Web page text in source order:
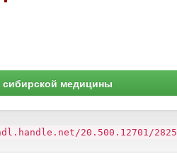
медицины
20.500.12701/2825